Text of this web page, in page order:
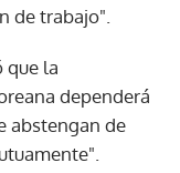
de trabajo".
que la
dependerá
abstengan de